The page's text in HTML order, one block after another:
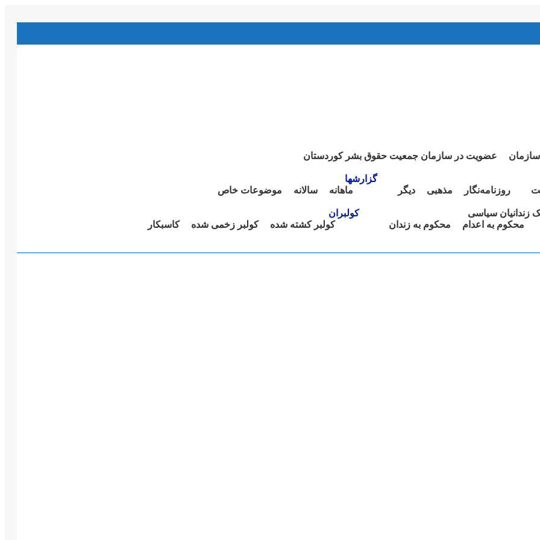
عضویت در سازمان جمعیت حقوق بشر کوردستان
روزنامەنگار مذهبی دیگر
گزارشها
ماهانە
سالانە موضوعات خاص
زندانیان سیاسی
محکوم بە اعدام
محکوم بە زندان
کولبران
کولبر کشتە شدە
کولبر زخمی شدە کاسبکار